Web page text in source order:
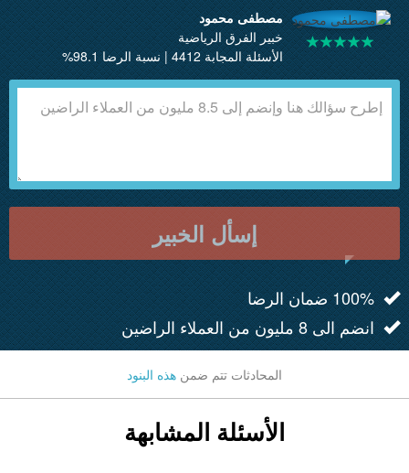
مصطفى محمود
خبير الفرق الرياضية
الأسئلة المجابة 4412 | نسبة الرضا 98.1%
إسأل الخبير
100% ضمان الرضا
انضم الى 8 مليون من العملاء الراضين
المحادثات تتم ضمن هذه البنود
الأسئلة المشابهة